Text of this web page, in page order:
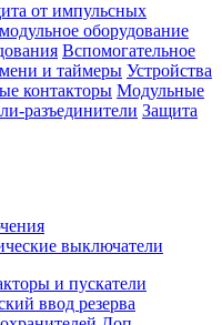
от импульсных
оборудование
Вспомогательное
и таймеры Устройства
контакторы Модульные
разъединители Защита
выключатели
и пускатели
ввод резерва